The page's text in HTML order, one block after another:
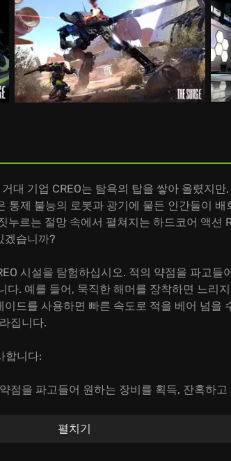
대 기업 CREO는 탐욕의 탑을 쌓아 올렸지만
통제 불능의 로봇과 광기에 물든 인간들이 배
르는 절망 속에서 펼쳐지는 하드코어 액션
겠습니까?
시설을 탐험하십시오. 적의 약점을 파고들
다. 예를 들어, 묵직한 해머를 장착하면 느리
드를 사용하면 빠른 속도로 적을 베어 넘을
집니다.
합니다:
점을 파고들어 원하는 장비를 획득, 잔혹하
업그레이드 조합으로 공격, 방어, 유틸리티 성
펼치기